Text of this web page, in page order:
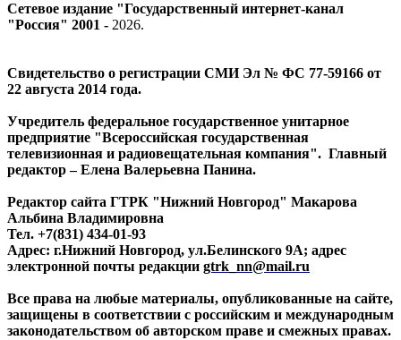
Сетевое издание "Государственный интернет-канал
"Россия" 2001 - 2026.
Свидетельство о регистрации СМИ Эл № ФС 77-59166 от
22 августа 2014 года.
Учредитель федеральное государственное унитарное
предприятие "Всероссийская государственная
телевизионная и радиовещательная компания". Главный
редактор – Елена Валерьевна Панина.
Редактор сайта ГТРК "Нижний Новгород" Макарова
Альбина Владимировна
Тел. +7(831) 434-01-93
Адрес: г.Нижний Новгород, ул.Белинского 9А; адрес
электронной почты редакции gtrk_nn@mail.ru
Все права на любые материалы, опубликованные на сайте,
защищены в соответствии с российским и международным
законодательством об авторском праве и смежных правах.